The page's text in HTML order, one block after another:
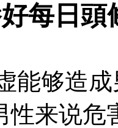
每日頭
能够造
性来说危